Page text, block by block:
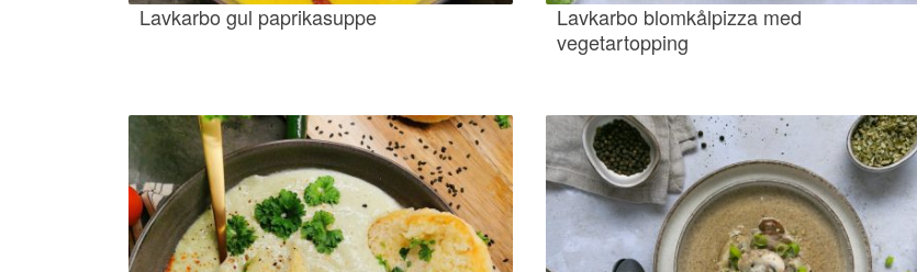
Lavkarbo gul paprikasuppe
Lavkarbo blomkålpizza med
vegetartopping